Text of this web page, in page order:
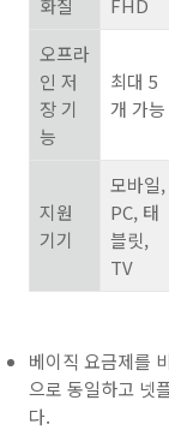
화질 FHD
오프라
인 저
장 기
능
최대 5
개 가능
지원
기기
모바일,
PC, 태
블릿,
TV
베이직 요금제를
으로 동일하고 넷
다.